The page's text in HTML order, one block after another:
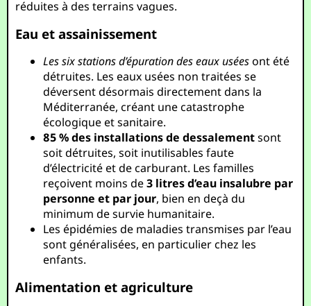
réduites à des terrains vagues.
Eau et assainissement
Les six stations d’épuration des eaux uséesont été
détruites. Les eaux usées non traitées se
déversent désormais directement dans la
Méditerranée, créant une catastrophe
écologique et sanitaire.
85 % des installations de dessalementsont
soit détruites, soit inutilisables faute
d’électricité et de carburant. Les familles
reçoivent moins de3 litres d’eau insalubre par
personne et par jour, bien en deçà du
minimum de survie humanitaire.
Les épidémies de maladies transmises par l’eau
sont généralisées, en particulier chez les
enfants.
Alimentation et agriculture